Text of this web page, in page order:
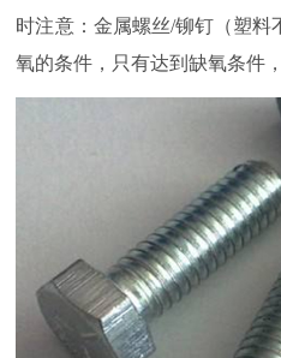
时注意：金属螺丝/铆钉（塑料
氧的条件，只有达到缺氧条件